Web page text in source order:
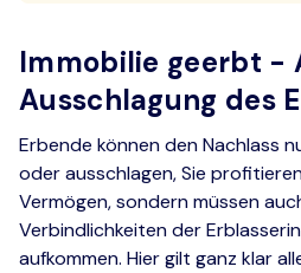
Immobilie geerbt -
Ausschlagung des
Erbende können den Nachlass
oder ausschlagen, Sie
Vermögen, sondern müssen
Verbindlichkeiten der
aufkommen. Hier gilt ganz klar